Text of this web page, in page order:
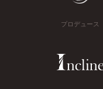
プロデュース